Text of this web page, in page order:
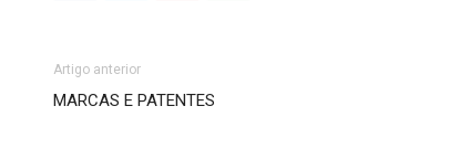
Artigo anterior
MARCAS E PATENTES